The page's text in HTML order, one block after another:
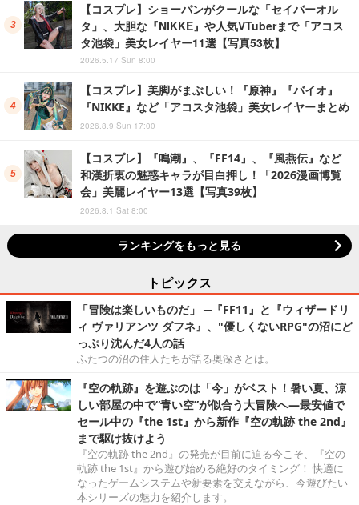
【コスプレ】ショーパンがクールな「セイバーオル
タ」、大胆な『NIKKE』や人気VTuberまで「アコス
タ池袋」美女レイヤー11選【写真53枚】
2026.5.17 Sun 8:00
【コスプレ】美脚がまぶしい！『原神』『バイオ』
『NIKKE』など「アコスタ池袋」美女レイヤーまとめ
2026.8.9 Sun 17:00
【コスプレ】『鳴潮』、『FF14』、『風燕伝』など
和漢折衷の魅惑キャラが目白押し！「2026漫画博覧
会」美麗レイヤー13選【写真39枚】
2026.8.1 Sat 8:00
ランキングをもっと見る
トピックス
「冒険は楽しいものだ」 ─『FF11』と『ウィザードリ
ィ ヴァリアンツ ダフネ』、"優しくないRPG"の沼にど
っぷり沈んだ4人の話
ふたつの沼の住人たちが語る奥深さとは。
『空の軌跡』を遊ぶのは「今」がベスト！暑い夏、涼
しい部屋の中で“青い空”が似合う大冒険へ―最安値で
セール中の『the 1st』から新作『空の軌跡 the 2nd』
まで駆け抜けよう
『空の軌跡 the 2nd』の発売が目前に迫る今こそ、『空の
軌跡 the 1st』から遊び始める絶好のタイミング！ 快適に
なったゲームシステムや新要素を交えながら、今遊びたい
本シリーズの魅力を紹介します。